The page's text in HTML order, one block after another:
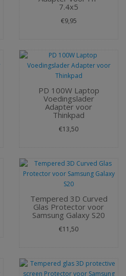
7.4x5
€9,95
PD 100W Laptop
Voedingslader
Adapter voor
Thinkpad
€13,50
Tempered 3D Curved
Glas Protector voor
Samsung Galaxy S20
€11,50